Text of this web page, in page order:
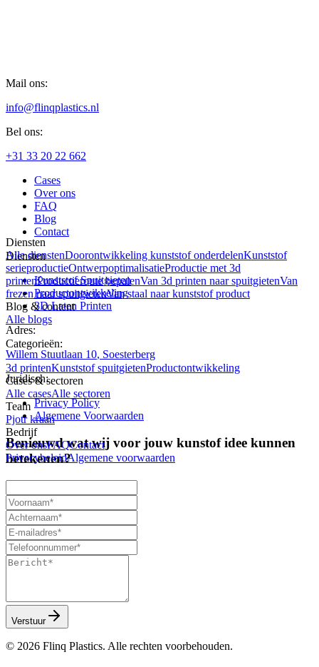
Mail ons:
info@flinqplastics.nl
Bel ons:
+31 33 20 22 662
Cases
Over ons
FAQ
Blog
Contact
Diensten
Kunststof Spuitgieten
Productontwikkeling
3D Laten Printen
Adres:
Willem Stuutlaan 10, Soesterberg
Juridisch:
Privacy Policy
Algemene Voorwaarden
Benieuwd wat wij voor jouw kunstof idee kunnen
betekenen?
Verstuur
© 2026 Flinq Plastics. Alle rechten voorbehouden.
Diensten
Alle dienstenDoorontwikkeling kunststof onderdelenKunststof
serieproductieOntwerpoptimalisatieProductie met 3d
printenProductieroute bepalenVan 3d printen naar spuitgietenVan
frezen naar spuitgietenVan staal naar kunststof product
Blog & content
Alle blogs
Categorieën:
3d printenKunststof spuitgietenProductontwikkeling
Cases & sectoren
Alle casesAlle sectoren
Team
Pjotr kraan
Bedrijf
Over onsFAQContact
PrivacybeleidAlgemene voorwaarden